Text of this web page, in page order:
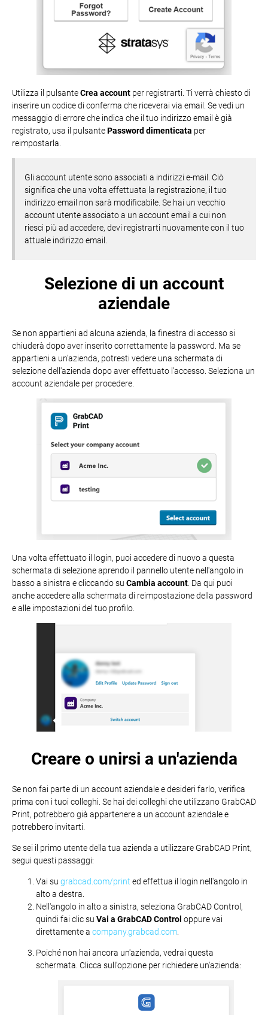
Utilizza il pulsanteCrea account per registrarti. Ti verrà chiesto di
inserire un codice di conferma che riceverai via email. Se vedi un
messaggio di errore che indica che il tuo indirizzo email è già
registrato, usa il pulsantePassword dimenticata per
reimpostarla.
Gli account utente sono associati a indirizzi e-mail. Ciò
significa che una volta effettuata la registrazione, il tuo
indirizzo email non sarà modificabile. Se hai un vecchio
account utente associato a un account email a cui non
riesci più ad accedere, devi registrarti nuovamente con il tuo
attuale indirizzo email.
Selezione di un account
aziendale
Se non appartieni ad alcuna azienda, la finestra di accesso si
chiuderà dopo aver inserito correttamente la password. Ma se
appartieni a un'azienda, potresti vedere una schermata di
selezione dell'azienda dopo aver effettuato l'accesso. Seleziona un
account aziendale per procedere.
Una volta effettuato il login, puoi accedere di nuovo a questa
schermata di selezione aprendo il pannello utente nell'angolo in
basso a sinistra e cliccando su Cambia account . Da qui puoi
anche accedere alla schermata di reimpostazione della password
e alle impostazioni del tuo profilo.
Creare o unirsi a un'azienda
Se non fai parte di un account aziendale e desideri farlo, verifica
prima con i tuoi colleghi. Se hai dei colleghi che utilizzano GrabCAD
Print, potrebbero già appartenere a un account aziendale e
potrebbero invitarti.
Se sei il primo utente della tua azienda a utilizzare GrabCAD Print,
segui questi passaggi:
Vai su grabcad.com/print ed effettua il login nell'angolo in
alto a destra.
Nell'angolo in alto a sinistra, seleziona GrabCAD Control,
quindi fai clic su Vai a GrabCAD Control oppure vai
direttamente a company.grabcad.com
Poiché non hai ancora un'azienda, vedrai questa
schermata. Clicca sull'opzione per richiedere un'azienda: